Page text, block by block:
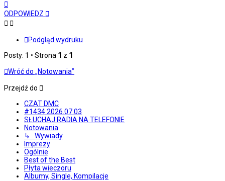
górę
ODPOWIEDZ
Podgląd wydruku
Posty: 1 • Strona 1 z 1
Wróć do „Notowania”
Przejdź do
CZAT DMC
#1434 2026.07.03
SŁUCHAJ RADIA NA TELEFONIE
Notowania
↳ Wywiady
Imprezy
Ogólnie
Best of the Best
Płyta wieczoru
Albumy, Single, Kompilacje